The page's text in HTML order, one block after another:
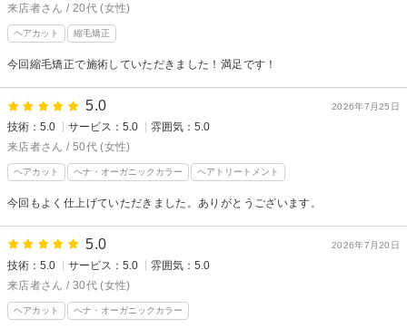
来店者さん / 20代 (女性)
ヘアカット 縮毛矯正
今回縮毛矯正で施術していただきました！満足です！
2026年7月25日
5.0
技術：5.0 サービス：5.0
雰囲気：5.0
来店者さん / 50代 (女性)
ヘアカット ヘナ・オーガニックカラー ヘアトリートメント
今回もよく仕上げていただきました。ありがとうございます。
2026年7月20日
5.0
技術：5.0 サービス：5.0
雰囲気：5.0
来店者さん / 30代 (女性)
ヘアカット ヘナ・オーガニックカラー